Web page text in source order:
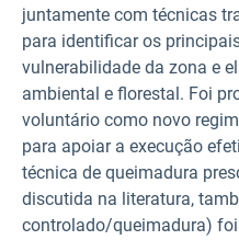
juntamente com técnicas
para identificar os
vulnerabilidade da zona e
ambiental e florestal. Foi
voluntário como novo
para apoiar a execução
técnica de queimadura
discutida na literatura,
controlado/queimadura)